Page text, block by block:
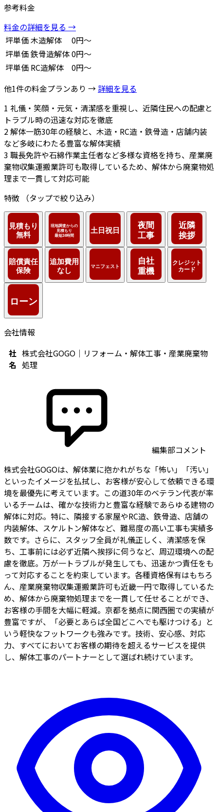
参考料金
料金の詳細を見る →
坪単価木造解体
0円～
坪単価鉄骨造解体0円～
坪単価 RC造解体
0円～
他1件の料金プランあり → 詳細を見る
1 礼儀・笑顔・元気・清潔感を重視し、近隣住民への配慮と
トラブル時の迅速な対応を徹底
2解体一筋30年の経験と、木造・RC造・鉄骨造・店舗内装
など多岐にわたる豊富な解体実績
3 職長免許や石綿作業主任者など多様な資格を持ち、産業廃
棄物収集運搬業許可も取得しているため、解体から廃棄物処
理まで一貫して対応可能
特徴
（タップで絞り込み）
会社情報
社
名
株式会社GOGO｜リフォーム・解体工事・産業廃棄物
処理
編集部コメント
株式会社GOGOは、解体業に抱かれがちな「怖い」「汚い」
といったイメージを払拭し、お客様が安心して依頼できる環
境を最優先に考えています。この道30年のベテラン代表が率
いるチームは、確かな技術力と豊富な経験であらゆる建物の
解体に対応。特に、隣接する家屋やRC造、鉄骨造、店舗の
内装解体、スケルトン解体など、難易度の高い工事も実績多
数です。さらに、スタッフ全員が礼儀正しく、清潔感を保
ち、工事前には必ず近隣へ挨拶に伺うなど、周辺環境への配
慮を徹底。万が一トラブルが発生しても、迅速かつ責任をも
って対応することを約束しています。各種資格保有はもちろ
ん、産業廃棄物収集運搬業許可も近畿一円で取得しているた
め、解体から廃棄物処理までを一貫して任せることができ、
お客様の手間を大幅に軽減。京都を拠点に関西圏での実績が
豊富ですが、「必要とあらば全国どこへでも駆けつける」と
いう軽快なフットワークも強みです。技術、安心感、対応
力、すべてにおいてお客様の期待を超えるサービスを提供
し、解体工事のパートナーとして選ばれ続けています。